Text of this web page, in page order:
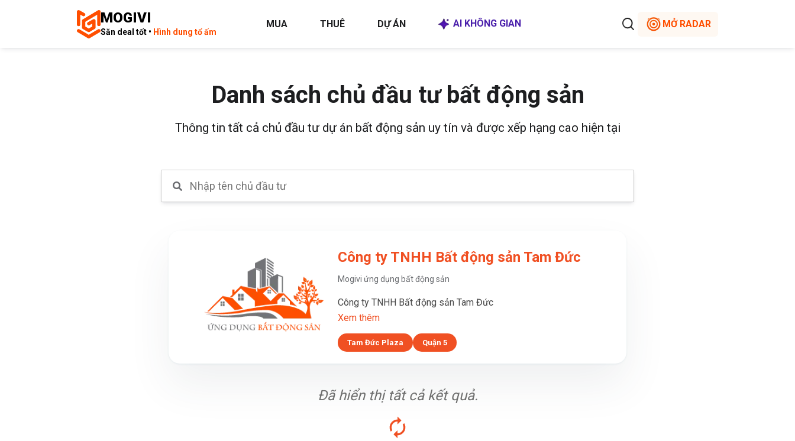
MOGIVI
Săn deal tốt • Hình dung tổ ấm
MUA THUÊ DỰ ÁN AI KHÔNG GIAN MỞ RADAR
Danh sách chủ đầu tư bất động sản
Thông tin tất cả chủ đầu tư dự án bất động sản uy tín và được xếp hạng cao hiện tại
Công ty TNHH Bất động sản Tam Đức
Mogivi ứng dụng bất động sản
Công ty TNHH Bất động sản Tam Đức
Xem thêm
Tam Đức Plaza Quận 5
Đã hiển thị tất cả kết quả.